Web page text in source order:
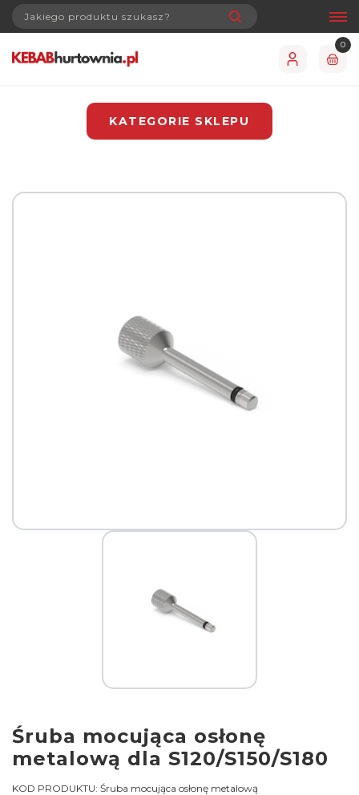
0
KATEGORIE SKLEPU
Śruba mocująca osłonę
metalową dla S120/S150/S180
KOD PRODUKTU: Śruba mocująca osłonę metalową